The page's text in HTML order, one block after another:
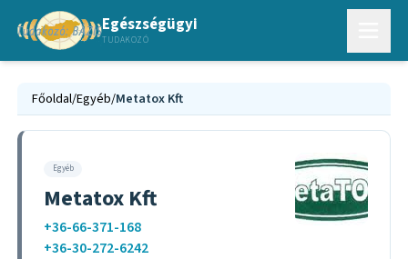
Egészségügyi
TUDAKOZÓ
Főoldal/Egyéb/Metatox Kft
Egyéb
Metatox Kft
+36-66-371-168
+36-30-272-6242